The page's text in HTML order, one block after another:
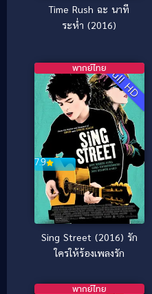
Time Rush ฉะ นาที
ระห่ำ (2016)
Full HD
7.9
พากย์ไทย
Sing Street (2016) รัก
ใครให้ร้องเพลงรัก
พากย์ไทย